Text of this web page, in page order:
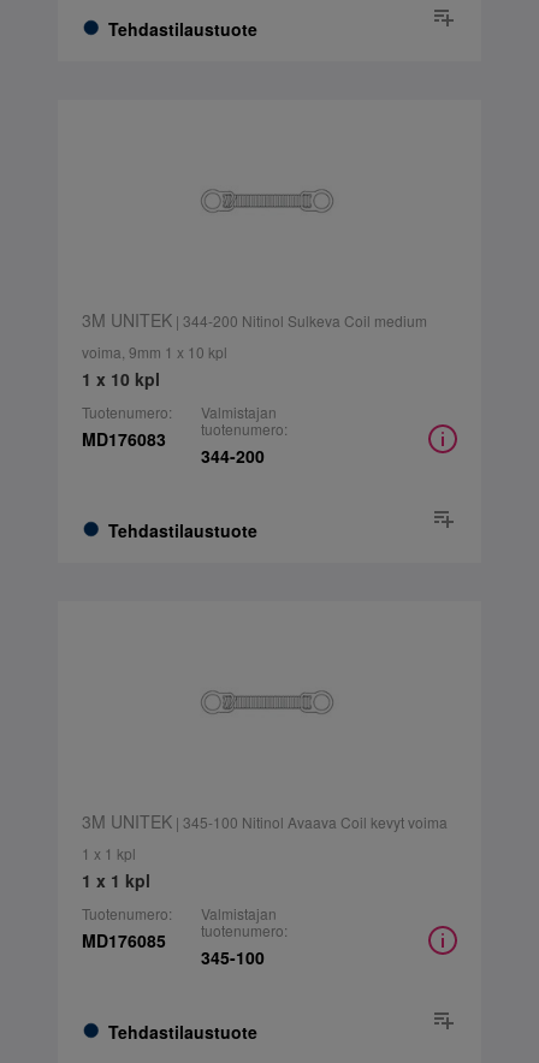
Tehdastilaustuote
3M UNITEK| 344-200 Nitinol Sulkeva Coil medium
voima, 9mm 1 x 10 kpl
1 x 10 kpl
Tuotenumero:
MD176083
Tehdastilaustuote
Valmistajan
tuotenumero:
344-200
3M UNITEK| 345-100 Nitinol Avaava Coil kevyt voima
1 x 1 kpl
1 x 1 kpl
Tuotenumero:
MD176085
Tehdastilaustuote
Valmistajan
tuotenumero:
345-100